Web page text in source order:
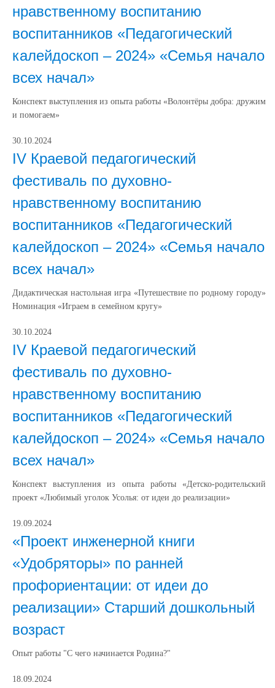
нравственному воспитанию
воспитанников «Педагогический
калейдоскоп – 2024» «Семья начало
всех начал»
Конспект выступления из опыта работы «Волонтёры добра: дружим
и помогаем»
30.10.2024
IV Краевой педагогический
фестиваль по духовно-
нравственному воспитанию
воспитанников «Педагогический
калейдоскоп – 2024» «Семья начало
всех начал»
Дидактическая настольная игра «Путешествие по родному городу»
Номинация «Играем в семейном кругу»
30.10.2024
IV Краевой педагогический
фестиваль по духовно-
нравственному воспитанию
воспитанников «Педагогический
калейдоскоп – 2024» «Семья начало
всех начал»
Конспект выступления из опыта работы «Детско-родительский
проект «Любимый уголок Усолья: от идеи до реализации»
19.09.2024
«Проект инженерной книги
«Удобряторы» по ранней
профориентации: от идеи до
реализации» Старший дошкольный
возраст
Опыт работы "С чего начинается Родина?"
18.09.2024